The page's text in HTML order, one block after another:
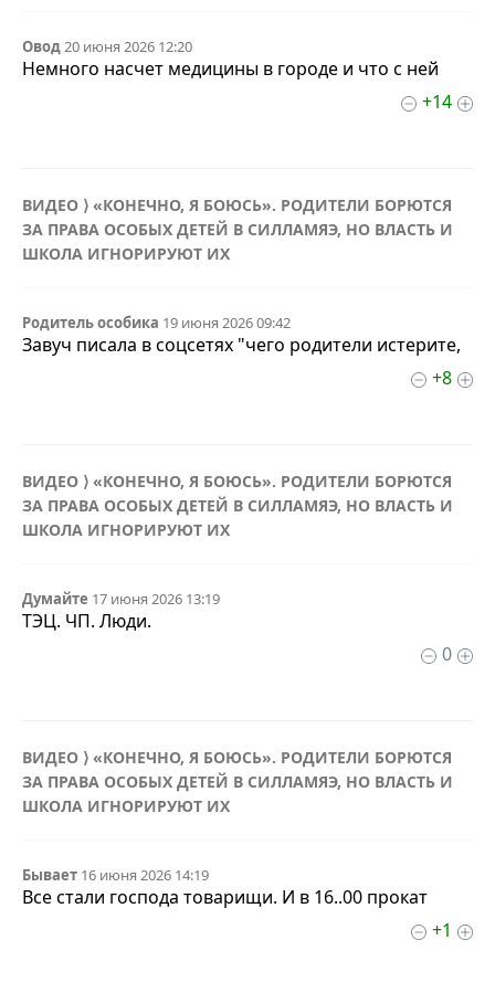
Овод20 июня 2026 12:20
Немного насчет медицины в городе и что с ней
+14
ВИДЕО ⟩ «КОНЕЧНО, Я БОЮСЬ». РОДИТЕЛИ БОРЮТСЯ
ЗА ПРАВА ОСОБЫХ ДЕТЕЙ В СИЛЛАМЯЭ, НО ВЛАСТЬ И
ШКОЛА ИГНОРИРУЮТ ИХ
Родитель особика 19 июня 2026 09:42
Завуч писала в соцсетях "чего родители истерите,
+8
ВИДЕО ⟩ «КОНЕЧНО, Я БОЮСЬ». РОДИТЕЛИ БОРЮТСЯ
ЗА ПРАВА ОСОБЫХ ДЕТЕЙ В СИЛЛАМЯЭ, НО ВЛАСТЬ И
ШКОЛА ИГНОРИРУЮТ ИХ
Думайте 17 июня 2026 13:19
ТЭЦ. ЧП. Люди.
0
ВИДЕО ⟩ «КОНЕЧНО, Я БОЮСЬ». РОДИТЕЛИ БОРЮТСЯ
ЗА ПРАВА ОСОБЫХ ДЕТЕЙ В СИЛЛАМЯЭ, НО ВЛАСТЬ И
ШКОЛА ИГНОРИРУЮТ ИХ
Бывает 16 июня 2026 14:19
Все стали господа товарищи. И в 16..00 прокат
+1